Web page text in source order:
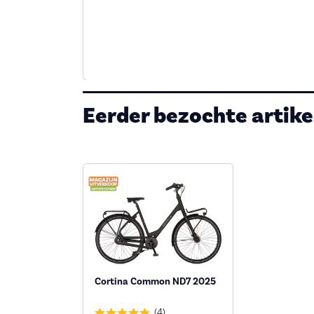
Eerder bezochte
Cortina Common ND7 2025